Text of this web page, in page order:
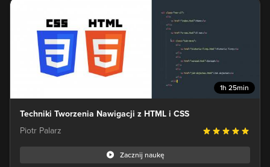
1h 25min
Techniki Tworzenia Nawigacji z HTML i CSS
Piotr Palarz
Zacznij naukę